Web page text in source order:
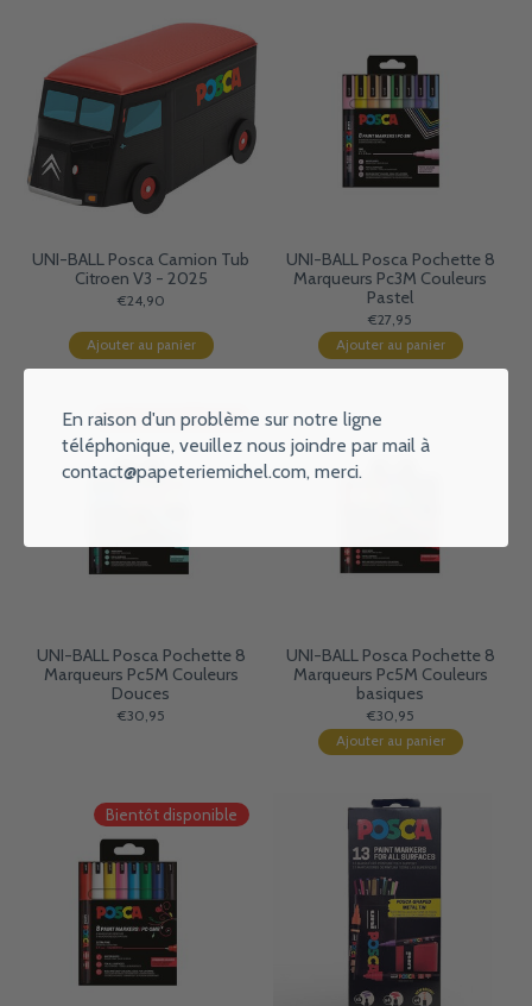
UNI-BALL Posca Camion Tub
Citroen V3 - 2025
€24,90
Ajouter au panier
UNI-BALL Posca Pochette 8
Marqueurs Pc3M Couleurs
Pastel
€27,95
Ajouter au panier
Bientôt disponible
UNI-BALL Posca Pochette 8
Marqueurs Pc5M Couleurs
Douces
€30,95
UNI-BALL Posca Pochette 8
Marqueurs Pc5M Couleurs
basiques
€30,95
Ajouter au panier
Bientôt disponible
En raison d'un problème sur notre ligne
téléphonique, veuillez nous joindre par mail à
contact@papeteriemichel.com, merci.